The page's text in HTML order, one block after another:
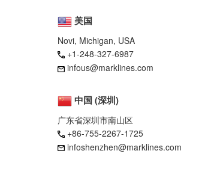
美国
Novi, Michigan, USA
+1-248-327-6987
infous@marklines.com
中国 (深圳)
广东省深圳市南山区
+86-755-2267-1725
infoshenzhen@marklines.com